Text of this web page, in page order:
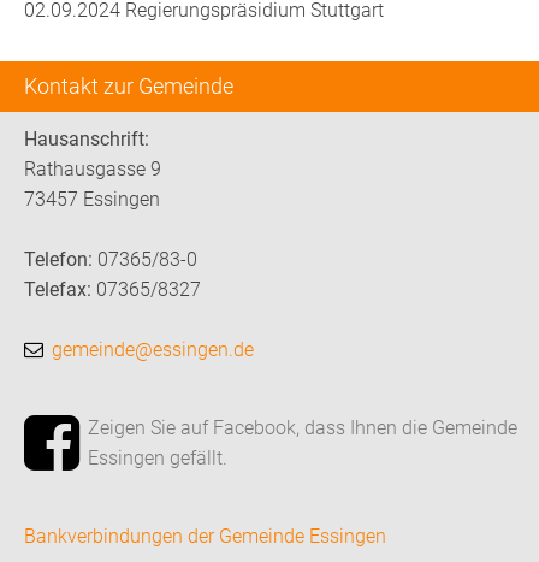
Kontakt zur Gemeinde
Hausanschrift:
Rathausgasse 9
73457 Essingen
Telefon: 07365/83-0
Telefax: 07365/8327
gemeinde@essingen.de
Zeigen Sie auf Facebook, dass Ihnen die Gemeinde
Essingen gefällt.
Bankverbindungen der Gemeinde Essingen
02.09.2024 Regierungspräsidium Stuttgart